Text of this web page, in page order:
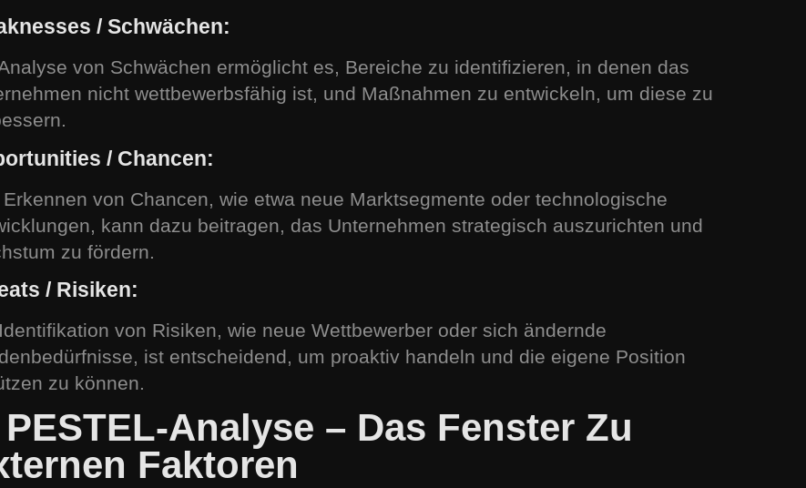
/ Schwächen:
von Schwächen ermöglicht es, Bereiche zu identifizieren, in denen das
nicht wettbewerbsfähig ist, und Maßnahmen zu entwickeln, um diese zu
/ Chancen:
Erkennen von Chancen, wie etwa neue Marktsegmente oder technologische
kann dazu beitragen, das Unternehmen strategisch auszurichten und
zu fördern.
/ Risiken:
von Risiken, wie neue Wettbewerber oder sich ändernde
ist entscheidend, um proaktiv handeln und die eigene Position
zu können.
Analyse – Das Fenster Zu
Faktoren